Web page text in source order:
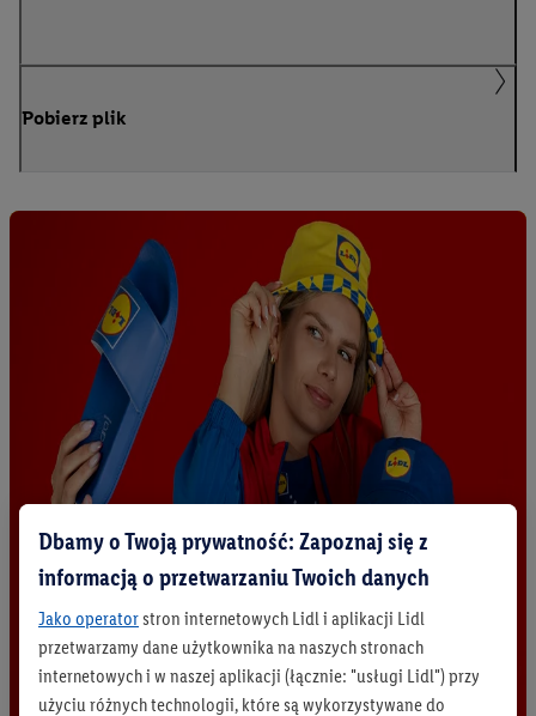
Pobierz plik
Dbamy o Twoją prywatność: Zapoznaj się z
informacją o przetwarzaniu Twoich danych
Jako operatorstron internetowych Lidl i aplikacji Lidl
przetwarzamy dane użytkownika na naszych stronach
internetowych i w naszej aplikacji (łącznie: "usługi Lidl") przy
użyciu różnych technologii, które są wykorzystywane do